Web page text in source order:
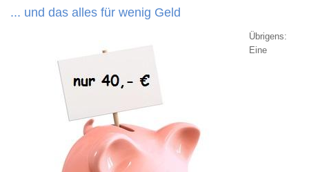
... und das alles für wenig Geld
Übrigens:
Eine